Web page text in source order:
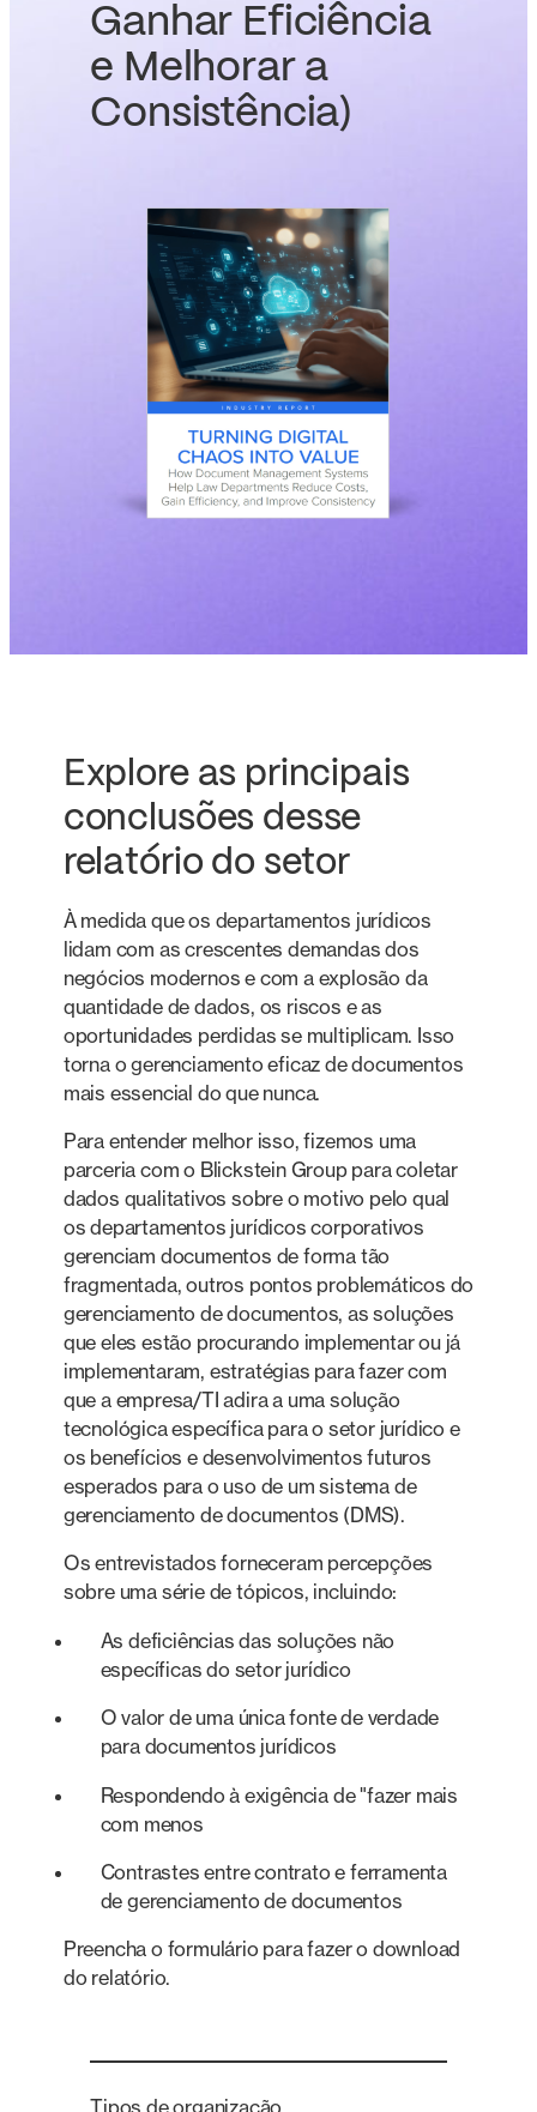
Ganhar Eficiência
e Melhorar a
Consistência)
Explore as principais
conclusões desse
relatório do setor
À medida que os departamentos jurídicos
lidam com as crescentes demandas dos
negócios modernos e com a explosão da
quantidade de dados, os riscos e as
oportunidades perdidas se multiplicam. Isso
torna o gerenciamento eficaz de documentos
mais essencial do que nunca.
Para entender melhor isso, fizemos uma
parceria com o Blickstein Group para coletar
dados qualitativos sobre o motivo pelo qual
os departamentos jurídicos corporativos
gerenciam documentos de forma tão
fragmentada, outros pontos problemáticos do
gerenciamento de documentos, as soluções
que eles estão procurando implementar ou já
implementaram, estratégias para fazer com
que a empresa/TI adira a uma solução
tecnológica específica para o setor jurídico e
os benefícios e desenvolvimentos futuros
esperados para o uso de um sistema de
gerenciamento de documentos (DMS).
Os entrevistados forneceram percepções
sobre uma série de tópicos, incluindo:
As deficiências das soluções não
específicas do setor jurídico
O valor de uma única fonte de verdade
para documentos jurídicos
Respondendo à exigência de "fazer mais
com menos
Contrastes entre contrato e ferramenta
de gerenciamento de documentos
Preencha o formulário para fazer o download
do relatório.
Tipos de organização